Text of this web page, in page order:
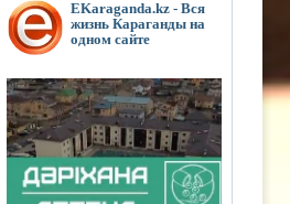
EKaraganda.kz - Вся
жизнь Караганды на
одном сайте